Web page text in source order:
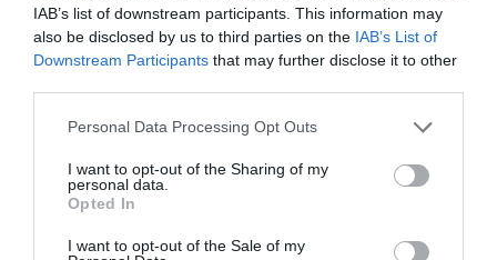
IAB’s list of downstream participants. This information may
also be disclosed by us to third parties on the IAB’s List of
Downstream Participants that may further disclose it to other
Personal Data Processing Opt Outs
I want to opt-out of the Sharing of my
personal data.
Opted In
I want to opt-out of the Sale of my